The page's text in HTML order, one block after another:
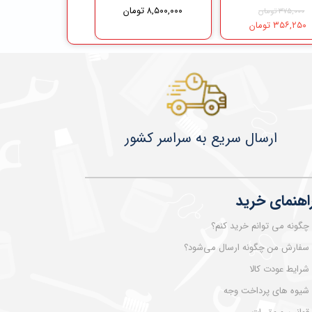
۸,۵۰۰,۰۰۰ تومان ۳۷۵,۰۰۰ تومان
۳۵۶,۲۵۰ تومان
خرید
چگونه می توانم خرید کنم؟
سفارش من چگونه ارسال می‌شود؟
شرایط عودت کالا
شیوه های پرداخت وجه
​​​​ارسال سریع به سراسر کشور